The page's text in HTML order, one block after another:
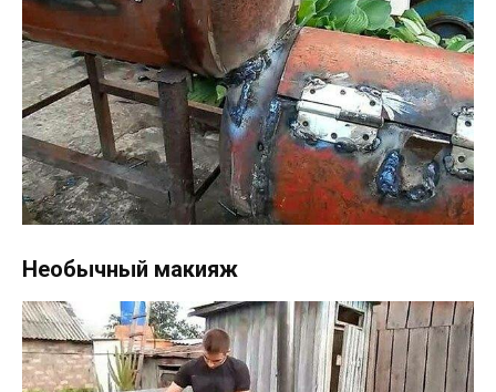
Необычный макияж